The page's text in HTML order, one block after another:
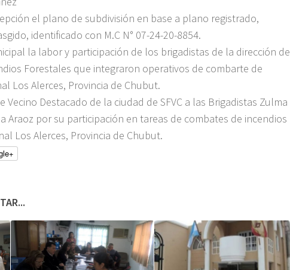
el plano de subdivisión en base a plano registrado,
identificado con M.C N° 07-24-20-8854.
la labor y participación de los brigadistas de la dirección de
Forestales que integraron operativos de combarte de
Los Alerces, Provincia de Chubut.
Vecino Destacado de la ciudad de SFVC a las Brigadistas Zulma
Araoz por su participación en tareas de combates de incendios
Los Alerces, Provincia de Chubut.